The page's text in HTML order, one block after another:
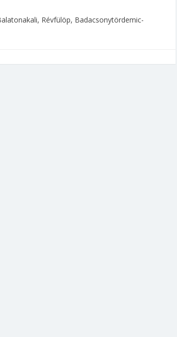
Révfülöp, Badacsonytördemic-